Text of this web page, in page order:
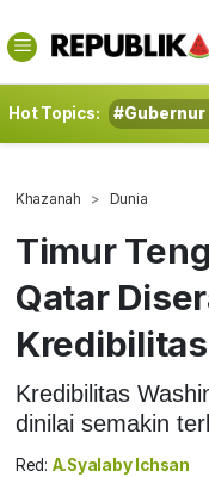
Hot Topics: #Gubernur
Khazanah Dunia
Timur
Qatar
Kredibilitas
dinilai semakin
Red: A.Syalaby Ichsan